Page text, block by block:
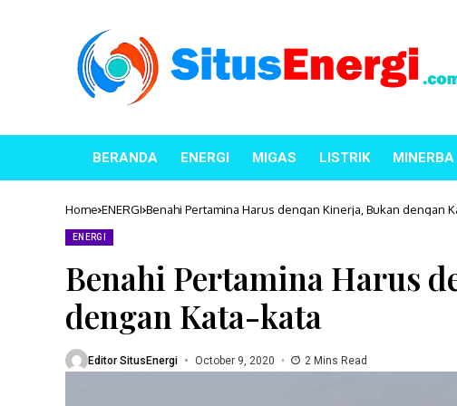
BERANDA ENERGI MIGAS LISTRIK MINERBA
Home ENERGI Benahi Pertamina Harus dengan Kinerja, Bukan dengan
ENERGI
Benahi Pertamina Harus
dengan Kata-kata
Editor SitusEnergi October 9, 2020 2 Mins Read